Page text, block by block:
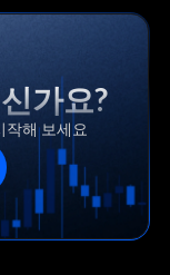
가요?
작해 보세요